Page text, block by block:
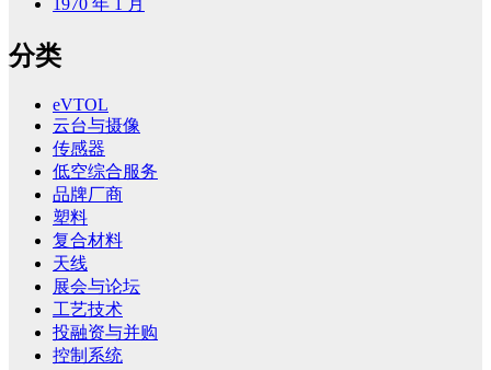
1970 年 1 月
分类
eVTOL
云台与摄像
传感器
低空综合服务
品牌厂商
塑料
复合材料
天线
展会与论坛
工艺技术
投融资与并购
控制系统